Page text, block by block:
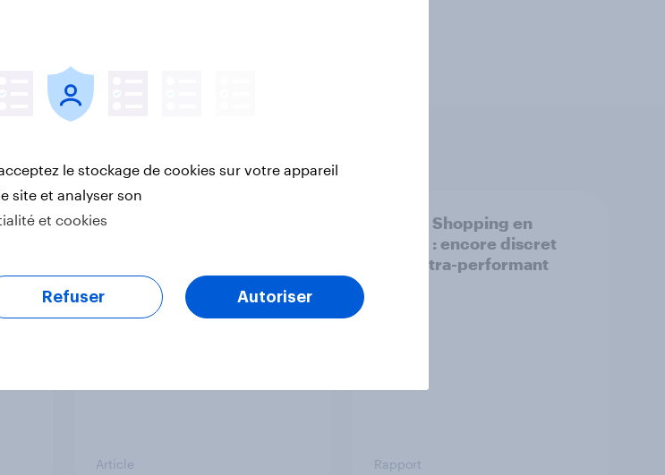
[On demand] Tous
responsable
Article
Le Live Shopping en
France : encore discret
mais ultra-performant
Rapport
le stockage de cookies sur votre appareil
site et analyser son
et cookies
Refuser Autoriser